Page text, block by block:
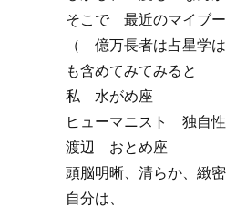
そこで 最近のマイブ
（ 億万長者は占星学
も含めてみてみると
私 水がめ座
ヒューマニスト 独自
渡辺 おとめ座
頭脳明晰、清らか、緻
自分は、